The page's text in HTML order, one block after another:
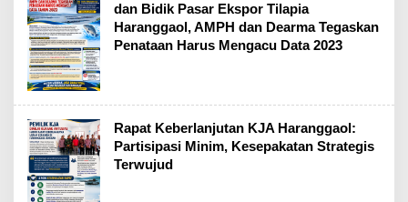
dan Bidik Pasar Ekspor Tilapia
Haranggaol, AMPH dan Dearma Tegaskan
Penataan Harus Mengacu Data 2023
Rapat Keberlanjutan KJA Haranggaol:
Partisipasi Minim, Kesepakatan Strategis
Terwujud